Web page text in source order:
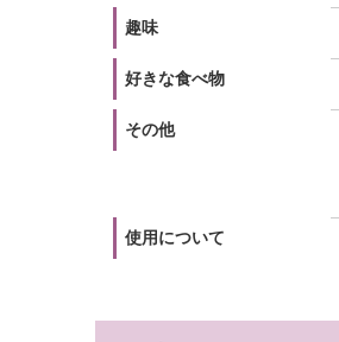
趣味
好きな食べ物
その他
使用について